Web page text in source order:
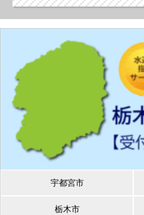
宇都宮市
栃木市